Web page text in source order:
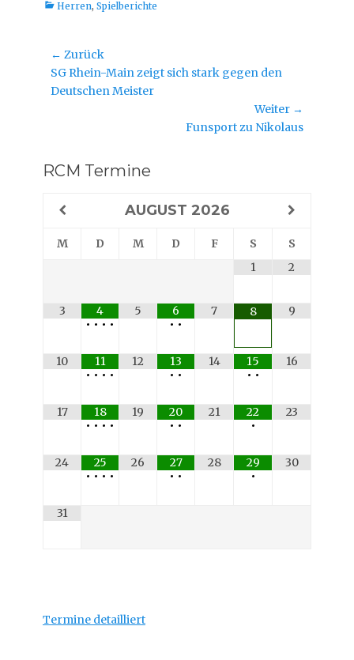
Kategorien
Herren, Spielberichte
Beitragsnavigation
← Zurück
Vorheriger
Beitrag:
SG Rhein-Main zeigt sich stark gegen den
Deutschen Meister
Weiter →
Funsport zu Nikolaus
RCM Termine
AUGUST 2026
M D M D F S
S
1
2
3
4
• • • •
5
6
• •
7 8 9
10
11
• • • •
12
13
• •
14
15
• •
16
17
18
• • • •
19
20
• •
21
22
•
23
24
25
• • • •
26
27
• •
28
29
•
30
31
Termine detailliert